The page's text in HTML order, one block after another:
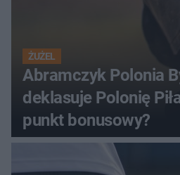
ŻUŻEL
Abramczyk Polonia
deklasuje Polonię
punkt bonusowy?